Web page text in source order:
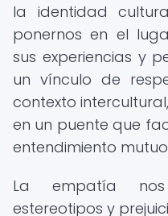
la identidad
ponernos en el
sus experiencias y
un vínculo de
contexto
en un puente que
entendimiento
La empatía
estereotipos y